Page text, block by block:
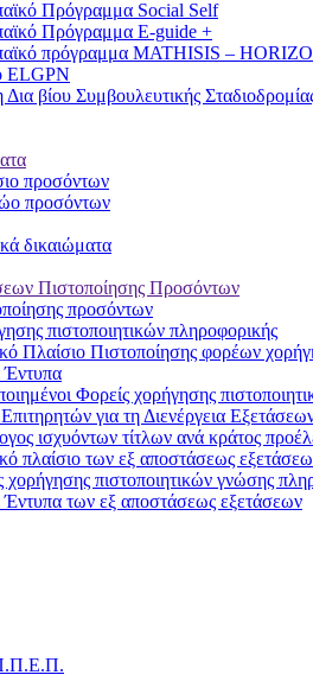
Πρόγραμμα Social Self
Πρόγραμμα E-guide +
πρόγραμμα MATHISIS –
ELGPN
βίου Συμβουλευτικής
προσόντων
προσόντων
δικαιώματα
Πιστοποίησης Προσόντων
προσόντων
πιστοποιητικών πληροφορικής
Πλαίσιο Πιστοποίησης φορέων
Έντυπα
Φορείς χορήγησης
για τη Διενέργεια
ισχυόντων τίτλων ανά κράτος
πλαίσιο των εξ αποστάσεως
χορήγησης πιστοποιητικών γνώσης
Έντυπα των εξ αποστάσεως εξετάσεων